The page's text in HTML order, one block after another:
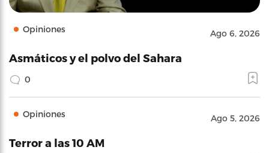
Opiniones Ago 6, 2026
Asmáticos y el polvo del Sahara
0
Opiniones Ago 5, 2026
Terror a las 10 AM